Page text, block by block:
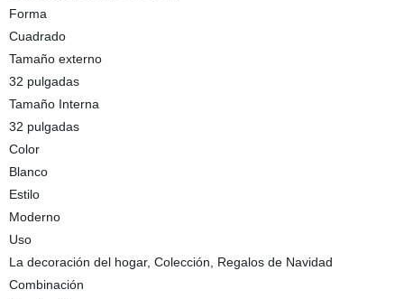
Forma
Cuadrado
Tamaño externo
32 pulgadas
Tamaño Interna
32 pulgadas
Color
Blanco
Estilo
Moderno
Uso
La decoración del hogar, Colección, Regalos de Navidad
Combinación